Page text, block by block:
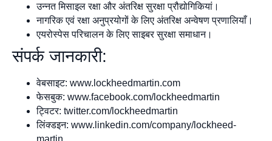
उन्नत मिसाइल रक्षा और अंतरिक्ष सुरक्षा प्रौद्योगिकियां।
नागरिक एवं रक्षा अनुप्रयोगों के लिए अंतरिक्ष अन्वेषण प्रणालियाँ।
एयरोस्पेस परिचालन के लिए साइबर सुरक्षा समाधान।
संपर्क जानकारी:
वेबसाइट: www.lockheedmartin.com
फेसबुक: www.facebook.com/lockheedmartin
ट्विटर: twitter.com/lockheedmartin
लिंक्डइन: www.linkedin.com/company/lockheed-
martin